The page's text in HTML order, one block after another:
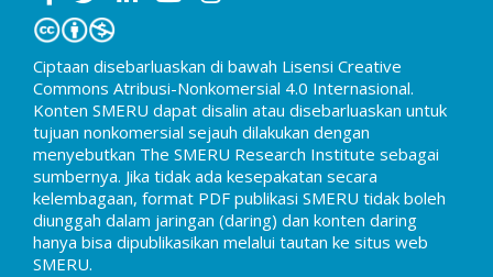
Ciptaan disebarluaskan di bawah Lisensi Creative
Commons Atribusi-Nonkomersial 4.0 Internasional.
Konten SMERU dapat disalin atau disebarluaskan untuk
tujuan nonkomersial sejauh dilakukan dengan
menyebutkan The SMERU Research Institute sebagai
sumbernya. Jika tidak ada kesepakatan secara
kelembagaan, format PDF publikasi SMERU tidak boleh
diunggah dalam jaringan (daring) dan konten daring
hanya bisa dipublikasikan melalui tautan ke situs web
SMERU.